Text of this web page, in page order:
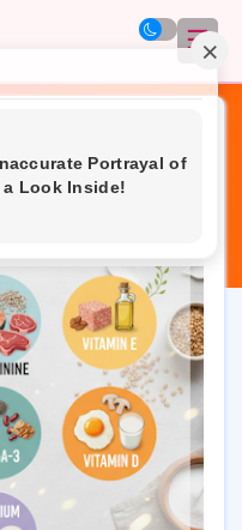
☰
Memperkuat
Garis Dua